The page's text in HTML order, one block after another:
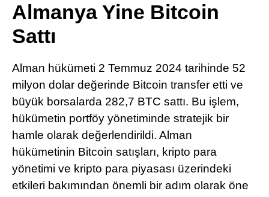
TikTok
LinkedIn
Telegram
Almanya Yine Bitcoin
Sattı
Alman hükümeti 2 Temmuz 2024 tarihinde 52
milyon dolar değerinde Bitcoin transfer etti ve
büyük borsalarda 282,7 BTC sattı. Bu işlem,
hükümetin portföy yönetiminde stratejik bir
hamle olarak değerlendirildi. Alman
hükümetinin Bitcoin satışları, kripto para
yönetimi ve kripto para piyasası üzerindeki
etkileri bakımından önemli bir adım olarak öne